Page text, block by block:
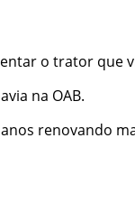
o trator que
na OAB.
renovando